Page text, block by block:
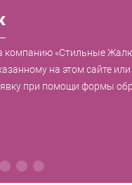
компанию «Стильные
на этом сайте или
при помощи формы